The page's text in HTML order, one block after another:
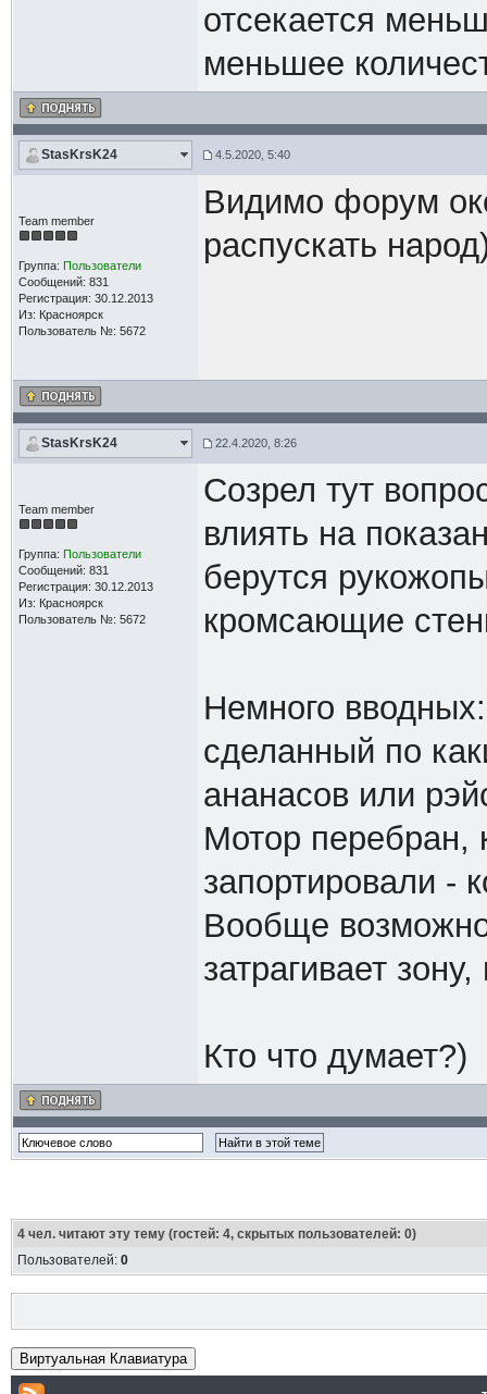
отсекается
меньшее
StasKrsK24 4.5.2020, 5:40
Team member
Группа: Пользователи
Сообщений: 831
Регистрация: 30.12.2013
Из: Красноярск
Пользователь №: 5672
Видимо форум
распускать
StasKrsK24 22.4.2020, 8:26
Team member
Группа: Пользователи
Сообщений: 831
Регистрация: 30.12.2013
Из: Красноярск
Пользователь №: 5672
Созрел тут
влиять на
берутся
кромсающие
Немного
сделанный по
ананасов или
Мотор перебран,
запортировали -
Вообще
затрагивает
Кто что думает?)
4чел. читают эту тему (гостей: 4, скрытых пользователей: 0)
Пользователей: 0
Виртуальная Клавиатура